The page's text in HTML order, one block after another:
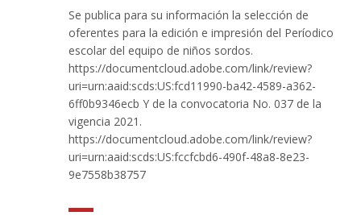
Se publica para su información la selección de
oferentes para la edición e impresión del Períodico
escolar del equipo de niños sordos.
https://documentcloud.adobe.com/link/review?
uri=urn:aaid:scds:US:fcd11990-ba42-4589-a362-
6ff0b9346ecb Y de la convocatoria No. 037 de la
vigencia 2021.
https://documentcloud.adobe.com/link/review?
uri=urn:aaid:scds:US:fccfcbd6-490f-48a8-8e23-
9e7558b38757